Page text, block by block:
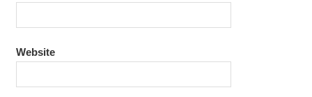
Website